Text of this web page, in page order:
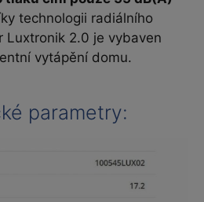
technologii radiálního
Luxtronik 2.0 je vybaven
vytápění domu.
parametry: